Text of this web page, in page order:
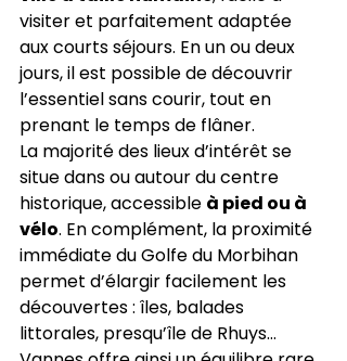
visiter et parfaitement adaptée
aux courts séjours. En un ou deux
jours, il est possible de découvrir
l’essentiel sans courir, tout en
prenant le temps de flâner.
La majorité des lieux d’intérêt se
situe dans ou autour du centre
historique, accessible à pied ou à
vélo. En complément, la proximité
immédiate du Golfe du Morbihan
permet d’élargir facilement les
découvertes : îles, balades
littorales, presqu’île de Rhuys…